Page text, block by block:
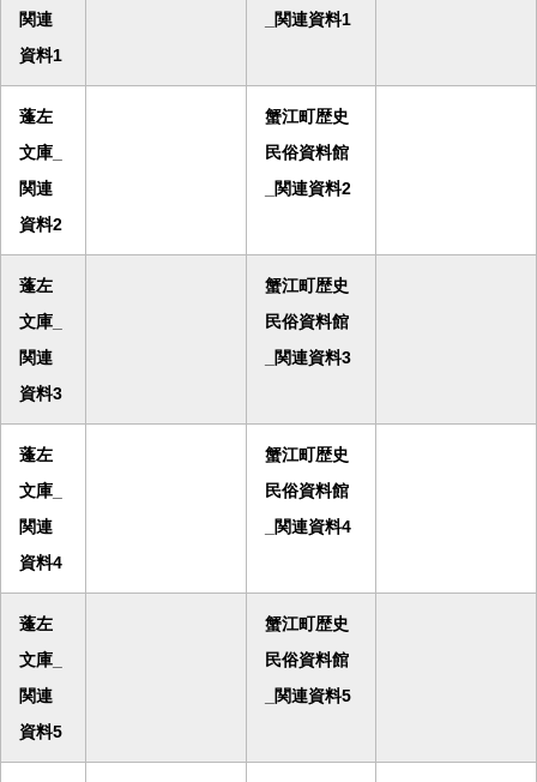
関連
資料1
_関連資料1
蓬左
文庫_
関連
資料2
蟹江町歴史
民俗資料館
_関連資料2
蓬左
文庫_
関連
資料3
蟹江町歴史
民俗資料館
_関連資料3
蓬左
文庫_
関連
資料4
蟹江町歴史
民俗資料館
_関連資料4
蓬左
文庫_
関連
資料5
蟹江町歴史
民俗資料館
_関連資料5